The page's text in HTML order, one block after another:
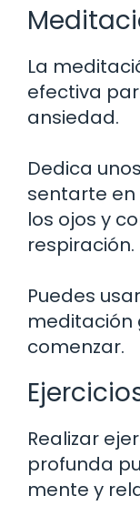
La
efectiva
ansiedad.
Dedica
sentarte
los ojos y
respiración.
Puedes
meditación
comenzar.
Realizar
profunda
mente y